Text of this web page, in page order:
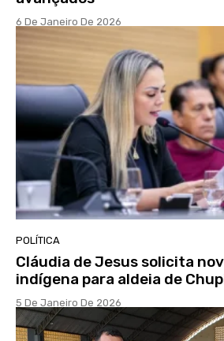
6 De Janeiro De 2026
POLÍTICA
Cláudia de Jesus solicita
indígena para aldeia de
5 De Janeiro De 2026